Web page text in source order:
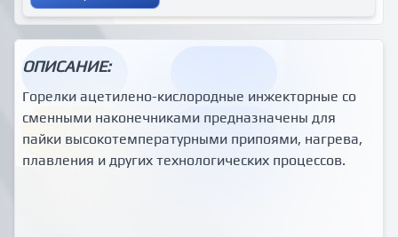
ОПИСАНИЕ:
Горелки ацетилено-кислородные инжекторные со
сменными наконечниками предназначены для
пайки высокотемпературными припоями, нагрева,
плавления и других технологических процессов.